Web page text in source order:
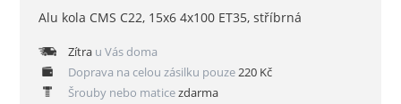
Alu kola CMS C22, 15x6 4x100 ET35, stříbrná
Zítrau Vás doma
Doprava na celou zásilku pouze220 Kč
Šrouby nebo maticezdarma